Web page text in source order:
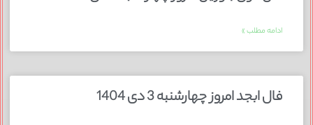
ادامه مطلب »
فال ابجد امروز چهارشنبه 3 دی 1404